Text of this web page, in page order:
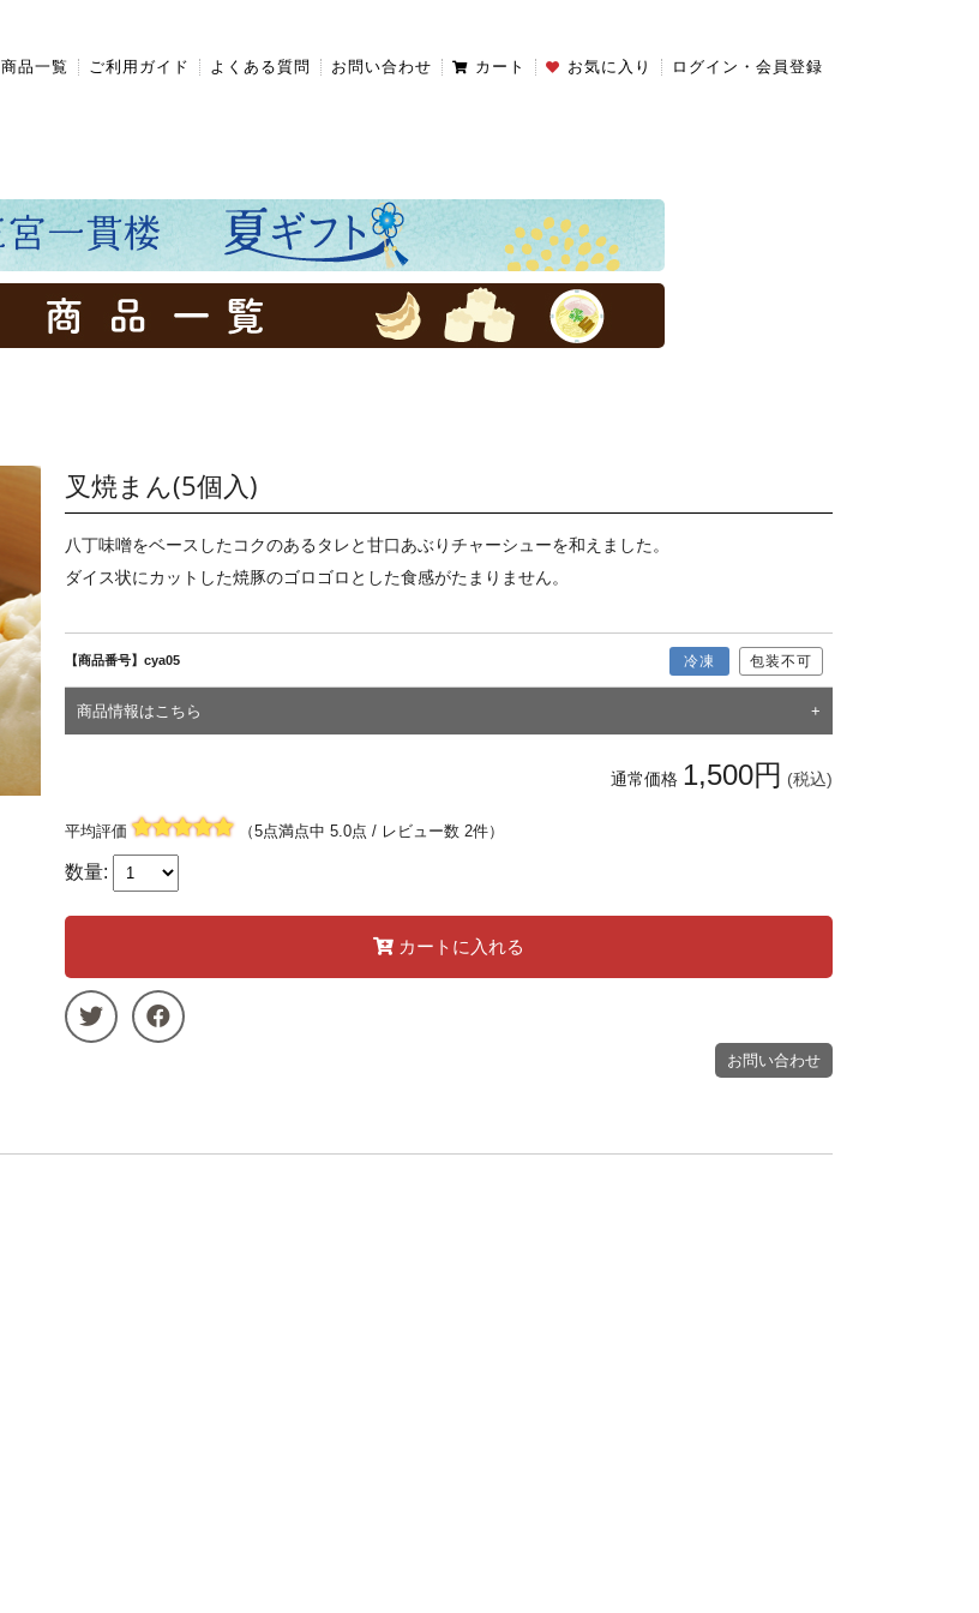
商品一覧 ご利用ガイド よくある質問 お問い合わせ カート お気に入り ログイン・会員登録
叉焼まん(5個入)
八丁味噌をベースしたコクのあるタレと甘口あぶりチャーシューを和えました。
ダイス状にカットした焼豚のゴロゴロとした食感がたまりません。
【商品番号】cya05 冷凍 包装不可
商品情報はこちら
通常価格 1,500円 (税込)
平均評価 （5点満点中 5.0点 / レビュー数 2件）
数量:
カートに入れる
お問い合わせ